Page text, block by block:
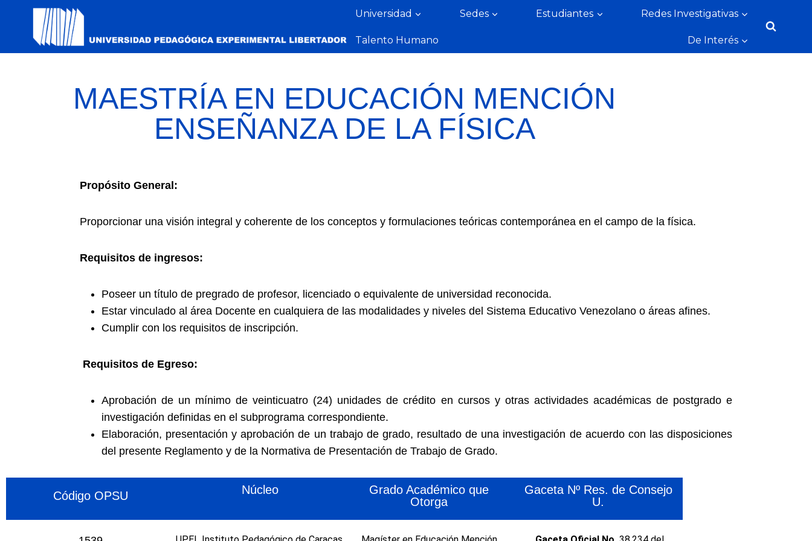
Universidad Sedes Estudiantes Redes Investigativas
Talento Humano De Interés
MAESTRÍA EN EDUCACIÓN MENCIÓN
ENSEÑANZA DE LA FÍSICA
Propósito General:
Proporcionar una visión integral y coherente de los conceptos y formulaciones teóricas contemporánea en el campo de la física.
Requisitos de ingresos:
Poseer un título de pregrado de profesor, licenciado o equivalente de universidad reconocida.
Estar vinculado al área Docente en cualquiera de las modalidades y niveles del Sistema Educativo Venezolano o áreas afines.
Cumplir con los requisitos de inscripción.
Requisitos de Egreso:
Aprobación de un mínimo de veinticuatro (24) unidades de crédito en cursos y otras actividades académicas de postgrado e
investigación definidas en el subprograma correspondiente.
Elaboración, presentación y aprobación de un trabajo de grado, resultado de una investigación de acuerdo con las disposiciones
del presente Reglamento y de la Normativa de Presentación de Trabajo de Grado.
Código OPSU Núcleo
Grado Académico que
Otorga
Gaceta Nº Res. de Consejo
U.